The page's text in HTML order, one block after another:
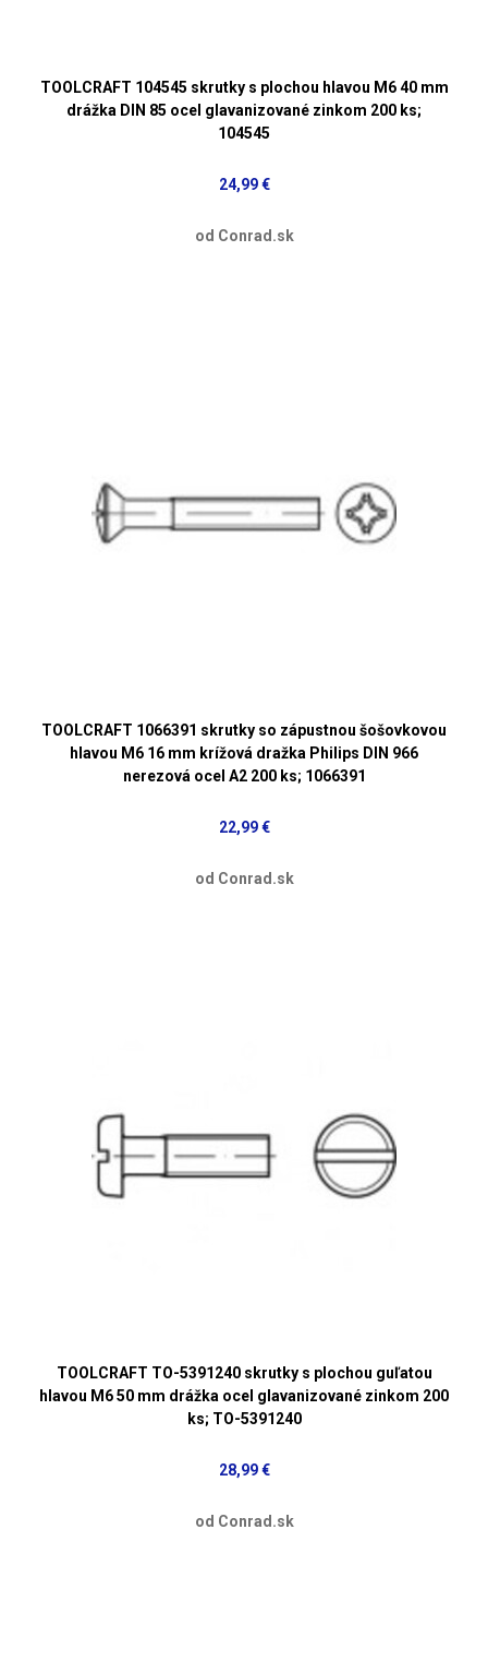
TOOLCRAFT 104545 skrutky s plochou hlavou M6 40 mm
drážka DIN 85 ocel glavanizované zinkom 200 ks;
104545
24,99 €
od Conrad.sk
TOOLCRAFT 1066391 skrutky so zápustnou šošovkovou
hlavou M6 16 mm krížová dražka Philips DIN 966
nerezová ocel A2 200 ks; 1066391
22,99 €
od Conrad.sk
TOOLCRAFT TO-5391240 skrutky s plochou guľatou
hlavou M6 50 mm drážka ocel glavanizované zinkom 200
ks; TO-5391240
28,99 €
od Conrad.sk